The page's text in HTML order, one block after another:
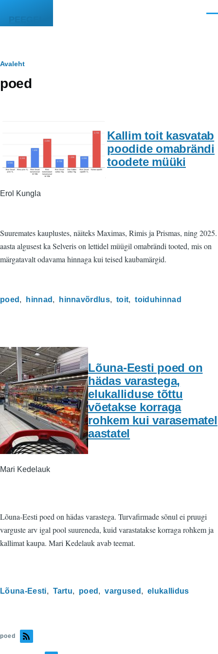
PEEGEL
Leivapuru
Avaleht
poed
Kallim toit kasvatab
poodide omabrändi
toodete müüki
Erol Kungla
Suuremates kauplustes, näiteks Maximas, Rimis ja Prismas, ning 2025.
aasta algusest ka Selveris on lettidel müügil omabrändi tooted, mis on
märgatavalt odavama hinnaga kui teised kaubamärgid.
poed hinnad hinnavõrdlus toit toiduhinnad
Lõuna-Eesti poed on
hädas varastega,
elukalliduse tõttu
võetakse korraga
rohkem kui varasematel
aastatel
Mari Kedelauk
Lõuna-Eesti poed on hädas varastega. Turvafirmade sõnul ei pruugi
varguste arv igal pool suureneda, kuid varastatakse korraga rohkem ja
kallimat kaupa. Mari Kedelauk avab teemat.
Lõuna-Eesti Tartu poed vargused elukallidus
poed